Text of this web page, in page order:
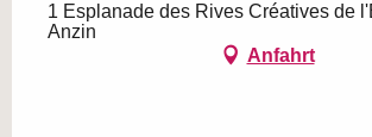
1 Esplanade des Rives Créatives de
Anzin
Anfahrt